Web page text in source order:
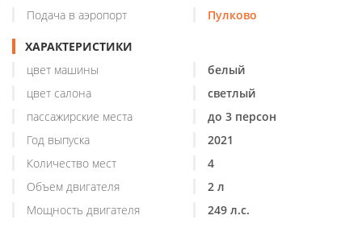
Подача в аэропорт
Пулково
ХАРАКТЕРИСТИКИ
цвет машины
белый
цвет салона
светлый
пассажирские места
до 3 персон
Год выпуска
2021
Количество мест
4
Объем двигателя
2 л
Мощность двигателя
249 л.с.